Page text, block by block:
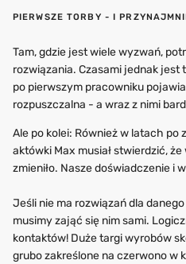
PIERWSZE TORBY - I
Tam, gdzie jest wiele wyzwań,
rozwiązania. Czasami jednak jest
po pierwszym pracowniku
rozpuszczalna - a wraz z nimi
Ale po kolei: Również w latach po
aktówki Max musiał stwierdzić,
zmieniło. Nasze doświadczenie i
Jeśli nie ma rozwiązań dla
musimy zająć się nim sami.
kontaktów! Duże targi wyrobów
grubo zakreślone na czerwono w